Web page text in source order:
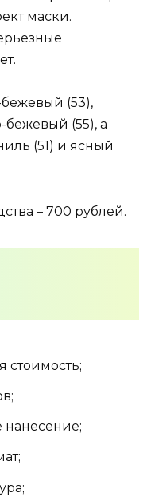
маски.
бежевый (53),
(55), а
(51) и ясный
– 700 рублей.
стоимость;
нанесение;